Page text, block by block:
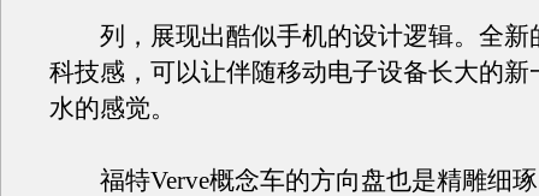
列，展现出酷似手机的设计逻辑。全新
科技感，可以让伴随移动电子设备长大的新
水的感觉。
福特Verve概念车的方向盘也是精雕细琢